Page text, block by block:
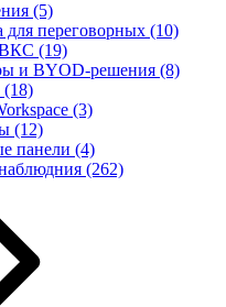
(5)
для переговорных (10)
ВКС (19)
и BYOD-решения (8)
(18)
(3)
(12)
панели (4)
(262)